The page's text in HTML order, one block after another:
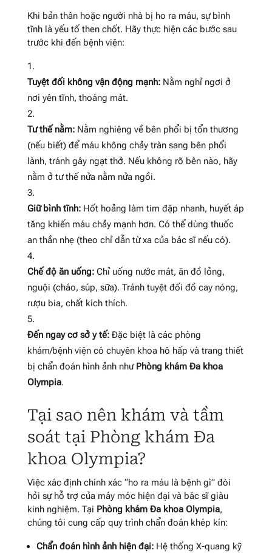
Khi bản thân hoặc người nhà bị ho ra máu, sự bình
tĩnh là yếu tố then chốt. Hãy thực hiện các bước sau
trước khi đến bệnh viện:
Tuyệt đối không vận động mạnh:Nằm nghỉ ngơi ở
nơi yên tĩnh, thoáng mát.
Tư thế nằm:Nằm nghiêng về bên phổi bị tổn thương
(nếu biết) để máu không chảy tràn sang bên phổi
lành, tránh gây ngạt thở. Nếu không rõ bên nào, hãy
nằm ở tư thế nửa nằm nửa ngồi.
Giữ bình tĩnh:Hốt hoảng làm tim đập nhanh, huyết áp
tăng khiến máu chảy mạnh hơn. Có thể dùng thuốc
an thần nhẹ (theo chỉ dẫn từ xa của bác sĩ nếu có).
Chế độ ăn uống:Chỉ uống nước mát, ăn đồ lỏng,
nguội (cháo, súp, sữa). Tránh tuyệt đối đồ cay nóng,
rượu bia, chất kích thích.
Đến ngay cơ sở y tế:Đặc biệt là các phòng
khám/bệnh viện có chuyên khoa hô hấp và trang thiết
bị chẩn đoán hình ảnh như Phòng khám Đa khoa
Olympia.
Tại sao nên khám và tầm
soát tại Phòng khám Đa
khoa Olympia?
Việc xác định chính xác “ho ra máu là bệnh gì” đòi
hỏi sự hỗ trợ của máy móc hiện đại và bác sĩ giàu
kinh nghiệm. Tại Phòng khám Đa khoa Olympia,
chúng tôi cung cấp quy trình chẩn đoán khép kín:
Chẩn đoán hình ảnh hiện đại:Hệ thống X-quang kỹ